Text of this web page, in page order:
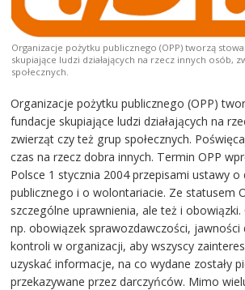
Organizacje pożytku publicznego (OPP) tworzą
skupiające ludzi działających na rzecz innych osób,
społecznych.
Organizacje pożytku publicznego (OPP)
fundacje skupiające ludzi działających na
zwierząt czy też grup społecznych.
czas na rzecz dobra innych. Termin OPP
Polsce 1 stycznia 2004 przepisami ustawy o
publicznego i o wolontariacie. Ze statusem
szczególne uprawnienia, ale też i
np. obowiązek sprawozdawczości, jawności
kontroli w organizacji, aby wszyscy
uzyskać informacje, na co wydane zostały
przekazywane przez darczyńców. Mimo